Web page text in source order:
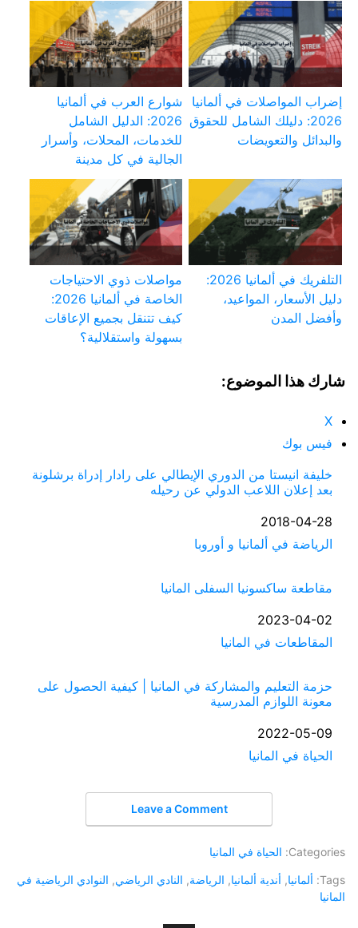
إضراب المواصلات في ألمانيا
2026: دليلك الشامل للحقوق
والبدائل والتعويضات
شوارع العرب في ألمانيا
2026: الدليل الشامل
للخدمات، المحلات، وأسرار
الجالية في كل مدينة
التلفريك في ألمانيا 2026:
دليل الأسعار، المواعيد،
وأفضل المدن
مواصلات ذوي الاحتياجات
الخاصة في ألمانيا 2026:
كيف تتنقل بجميع الإعاقات
بسهولة واستقلالية؟
شارك هذا الموضوع:
X
فيس بوك
خليفة انيستا من الدوري الإيطالي على رادار إدراة برشلونة
بعد إعلان اللاعب الدولي عن رحيله
التاريخ
2018-04-28
في ما يتعلق بما يأتي
الرياضة في ألمانيا و أوروبا
مقاطعة ساكسونيا السفلى المانيا
التاريخ
2023-04-02
في ما يتعلق بما يأتي
المقاطعات في المانيا
حزمة التعليم والمشاركة في المانيا | كيفية الحصول على
معونة اللوازم المدرسية
التاريخ
2022-05-09
في ما يتعلق بما يأتي
الحياة في المانيا
Leave a Comment
Categories: الحياة في المانيا
Tags: ألمانيا, أندية ألمانيا, الرياضة, النادي الرياضي, النوادي الرياضية في
المانيا